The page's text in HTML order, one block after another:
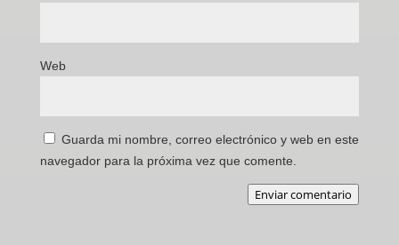
Web
Guarda mi nombre, correo electrónico y web en este
navegador para la próxima vez que comente.
Enviar comentario